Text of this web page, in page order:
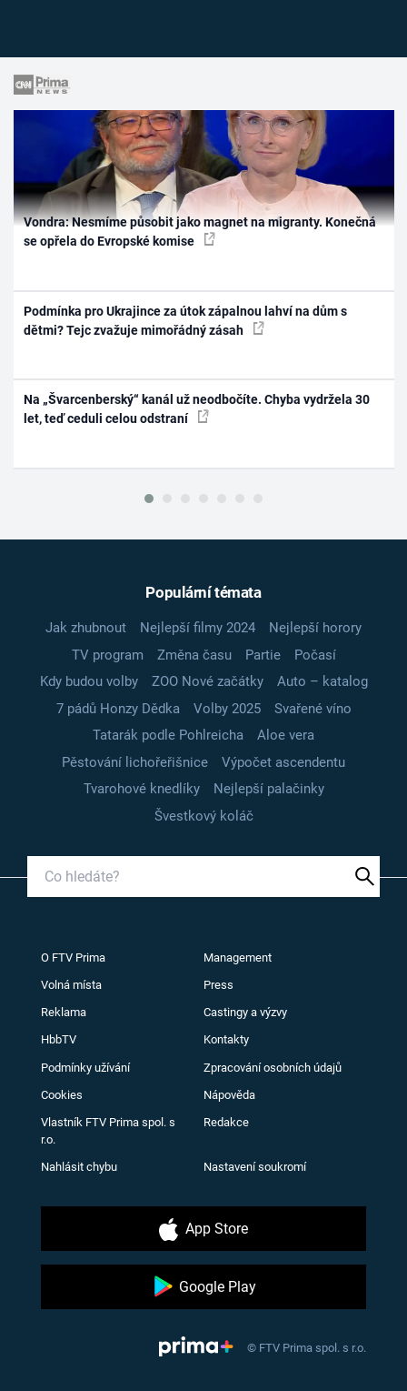
Vondra: Nesmíme působit jako magnet na migranty. Konečná
se opřela do Evropské komise
Podmínka pro Ukrajince za útok zápalnou lahví na dům s
dětmi? Tejc zvažuje mimořádný zásah
Na „Švarcenberský“ kanál už neodbočíte. Chyba vydržela 30
let, teď ceduli celou odstraní
Populární témata
Jak zhubnout Nejlepší filmy 2024
Nejlepší horory
TV program
Změna času Partie
Počasí
Kdy budou volby
ZOO Nové začátky
Auto – katalog
7 pádů Honzy Dědka
Volby 2025
Svařené víno
Tatarák podle Pohlreicha
Aloe vera
Pěstování lichořeřišnice
Výpočet ascendentu
Tvarohové knedlíky
Nejlepší palačinky
Švestkový koláč
O FTV Prima Management
Volná místa Press
Reklama Castingy a výzvy
HbbTV Kontakty
Podmínky užívání Zpracování osobních údajů
Cookies Nápověda
Vlastník FTV Prima spol. s
r.o.
Redakce
Nahlásit chybu Nastavení soukromí
App Store
Google Play
© FTV Prima spol. s r.o.